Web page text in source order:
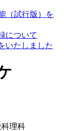
（試行版）を
について
いたしました
理科